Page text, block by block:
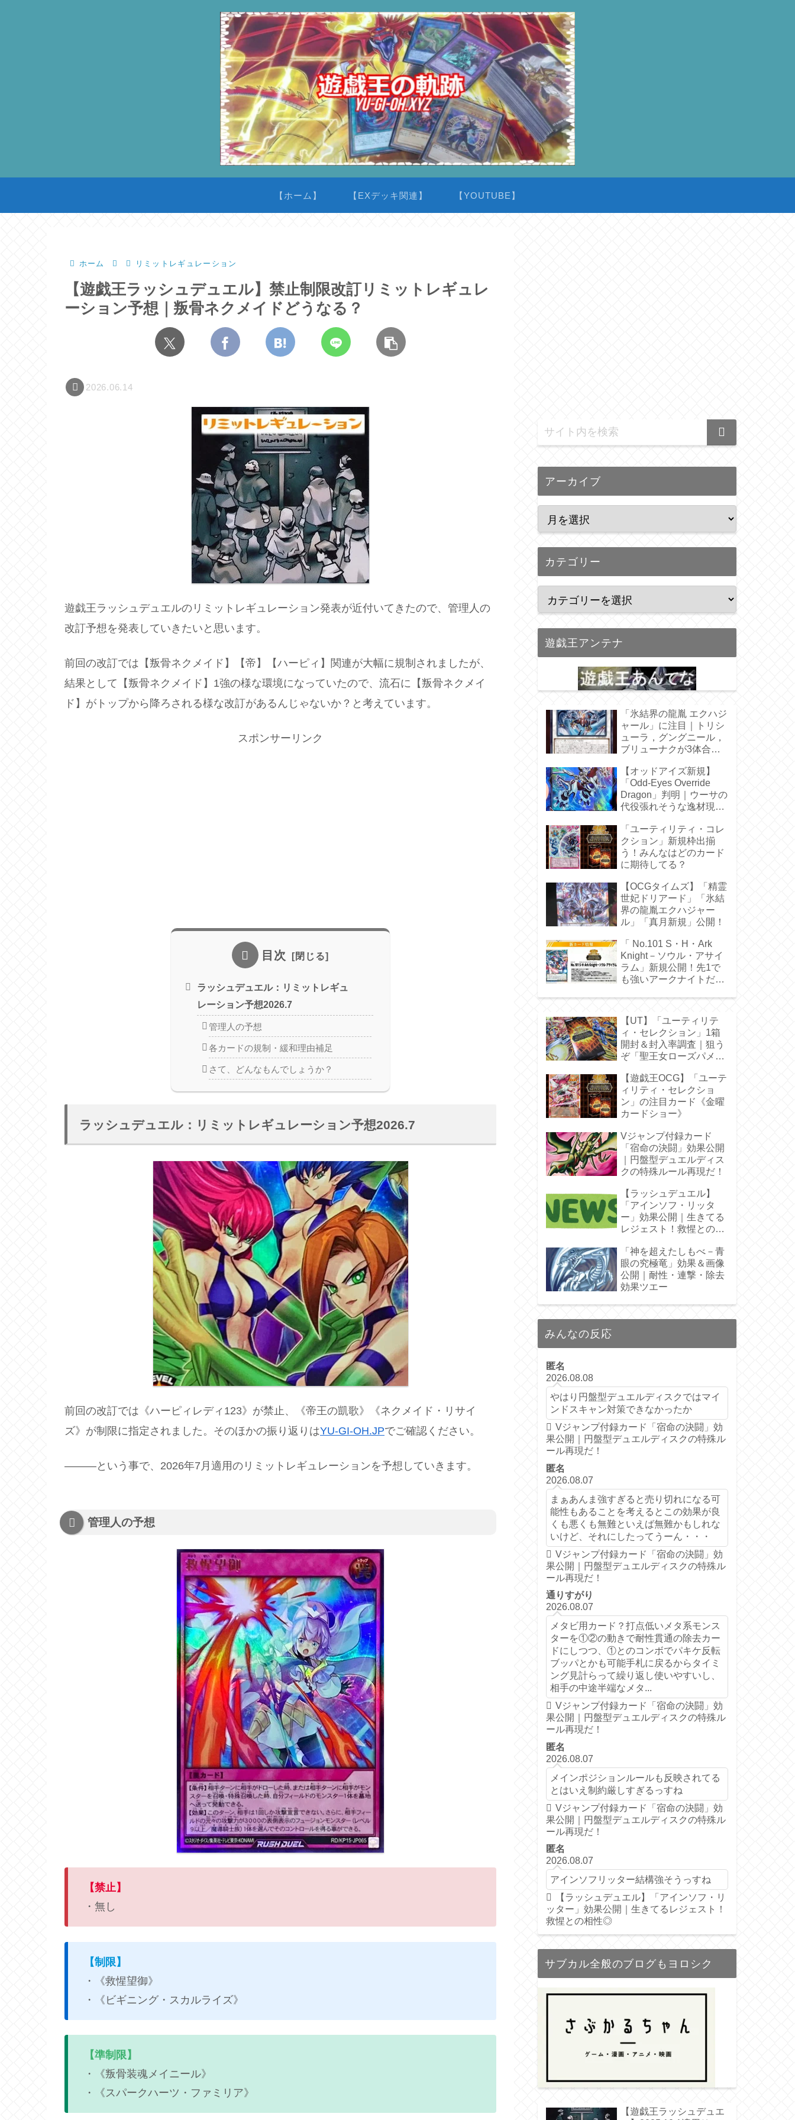
【ホーム】 【EXデッキ関連】 【YOUTUBE】
ホーム リミットレギュレーション
【遊戯王ラッシュデュエル】禁止制限改訂リミットレギュレ
ーション予想｜叛骨ネクメイドどうなる？
2026.06.14
遊戯王ラッシュデュエルのリミットレギュレーション発表が近付いてきたので、管理人の
改訂予想を発表していきたいと思います。
前回の改訂では【叛骨ネクメイド】【帝】【ハーピィ】関連が大幅に規制されましたが、
結果として【叛骨ネクメイド】1強の様な環境になっていたので、流石に【叛骨ネクメイ
ド】がトップから降ろされる様な改訂があるんじゃないか？と考えています。
スポンサーリンク
目次
ラッシュデュエル：リミットレギュ
レーション予想2026.7
管理人の予想
各カードの規制・緩和理由補足
さて、どんなもんでしょうか？
ラッシュデュエル：リミットレギュレーション予想2026.7
前回の改訂では《ハーピィレディ123》が禁止、《帝王の凱歌》《ネクメイド・リサイ
ズ》が制限に指定されました。そのほかの振り返りはYU-GI-OH.JPでご確認ください。
―――という事で、2026年7月適用のリミットレギュレーションを予想していきます。
管理人の予想
【禁止】
・無し
【制限】
・《救惺望御》
・《ビギニング・スカルライズ》
【準制限】
・《叛骨装魂メイニール》
・《スパークハーツ・ファミリア》
アーカイブ
カテゴリー
遊戯王アンテナ
「氷結界の龍胤 エクハジ
ャール」に注目｜トリシ
ューラ，グングニール，
ブリューナクが3体合
【オッドアイズ新規】
「Odd-Eyes Override
Dragon」判明｜ウーサの
代役張れそうな逸材現
「ユーティリティ・コレ
クション」新規枠出揃
う！みんなはどのカード
に期待してる？
【OCGタイムズ】「精霊
世妃ドリアード」「氷結
界の龍胤エクハジャー
ル」「真月新規」公開！
「 No.101 S・H・Ark
Knight－ソウル・アサイ
ラム」新規公開！先1で
も強いアークナイトだ
【UT】「ユーティリテ
ィ・セレクション」1箱
開封＆封入率調査｜狙う
ぞ「聖王女ローズパメ
【遊戯王OCG】「ユーテ
ィリティ・セレクショ
ン」の注目カード《金曜
カードショー》
Vジャンプ付録カード
「宿命の決闘」効果公開
｜円盤型デュエルディス
クの特殊ルール再現だ！
【ラッシュデュエル】
「アインソフ・リッタ
ー」効果公開｜生きてる
レジェスト！救惺との相
「神を超えたしもべ－青
眼の究極竜」効果＆画像
公開｜耐性・連撃・除去
効果ツエー
みんなの反応
匿名
2026.08.08
やはり円盤型デュエルディスクではマイ
ンドスキャン対策できなかったか
Vジャンプ付録カード「宿命の決闘」効
果公開｜円盤型デュエルディスクの特殊ル
ール再現だ！
匿名
2026.08.07
まぁあんま強すぎると売り切れになる可
能性もあることを考えるとこの効果が良
くも悪くも無難といえば無難かもしれな
いけど、それにしたってうーん・・・
Vジャンプ付録カード「宿命の決闘」効
果公開｜円盤型デュエルディスクの特殊ル
ール再現だ！
通りすがり
2026.08.07
メタビ用カード？打点低いメタ系モンス
ターを①②の動きで耐性貫通の除去カー
ドにしつつ、①とのコンボでパキケ反転
ブッパとかも可能手札に戻るからタイミ
ング見計らって繰り返し使いやすいし、
相手の中途半端なメタ...
Vジャンプ付録カード「宿命の決闘」効
果公開｜円盤型デュエルディスクの特殊ル
ール再現だ！
匿名
2026.08.07
メインポジションルールも反映されてる
とはいえ制約厳しすぎるっすね
Vジャンプ付録カード「宿命の決闘」効
果公開｜円盤型デュエルディスクの特殊ル
ール再現だ！
匿名
2026.08.07
アインソフリッター結構強そうっすね
【ラッシュデュエル】「アインソフ・リ
ッター」効果公開｜生きてるレジェスト！
救惺との相性◎
サブカル全般のブログもヨロシク
【遊戯王ラッシュデュエ